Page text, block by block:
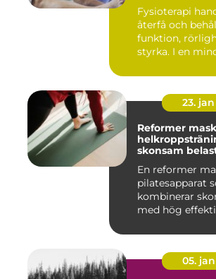
Fysioterapi
återfå och
funktion,
styrka. I en
23. jan
Reformer maskin
skonsam
En reformer
pilatesapparat
kombinerar
med hög
05. jan